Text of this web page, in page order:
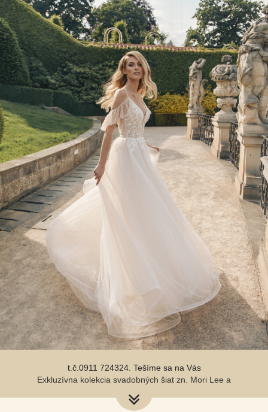
Svadobné šaty od 200,-€ do 550,-€
Milé nevestičky, rezervujte si termín skúšania na
t.č.0911 724324. Tešíme sa na Vás
Natali už v salóne
Svadobné šaty od 200,-€ do 550,-€
t.č.0911 724324. Tešíme sa na Vás